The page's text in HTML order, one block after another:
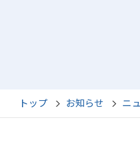
トップ お知らせ ニ